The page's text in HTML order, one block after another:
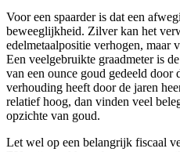
Voor een spaarder is dat een
beweeglijkheid. Zilver kan het
edelmetaalpositie verhogen, maar
Een veelgebruikte graadmeter is
van een ounce goud gedeeld door
verhouding heeft door de jaren
relatief hoog, dan vinden veel
opzichte van goud.
Let wel op een belangrijk fiscaal